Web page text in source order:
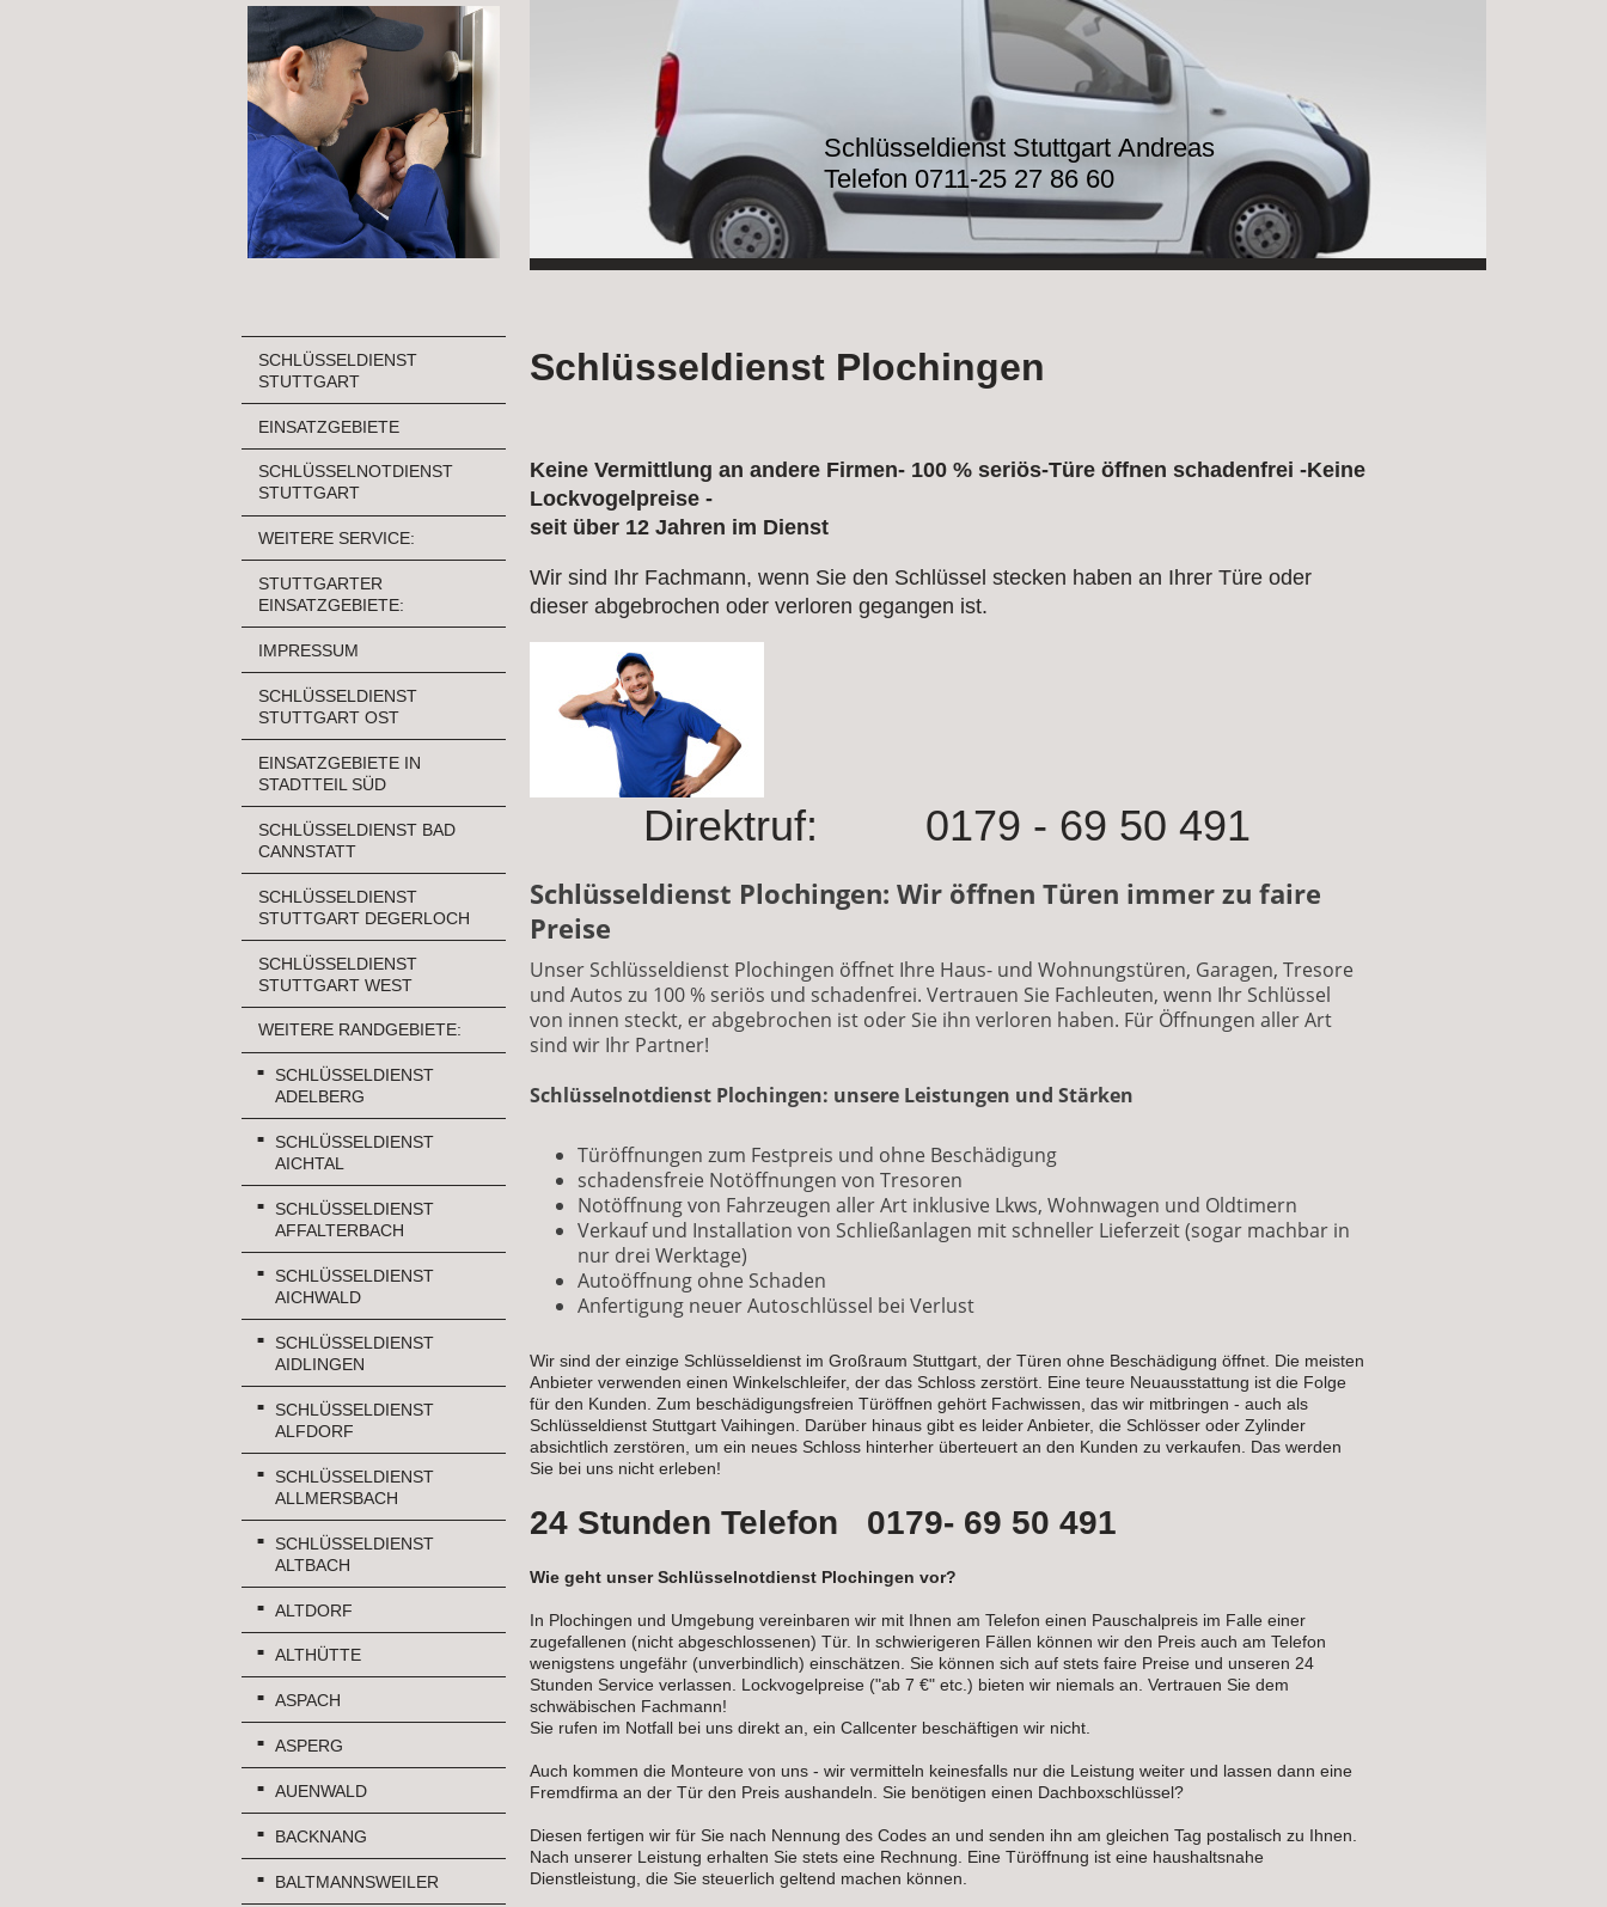
SCHLÜSSELDIENST
STUTTGART
EINSATZGEBIETE
SCHLÜSSELNOTDIENST
STUTTGART
WEITERE SERVICE:
STUTTGARTER
EINSATZGEBIETE:
IMPRESSUM
SCHLÜSSELDIENST
STUTTGART OST
EINSATZGEBIETE IN
STADTTEIL SÜD
SCHLÜSSELDIENST BAD
CANNSTATT
SCHLÜSSELDIENST
STUTTGART DEGERLOCH
SCHLÜSSELDIENST
STUTTGART WEST
WEITERE RANDGEBIETE:
SCHLÜSSELDIENST
ADELBERG
SCHLÜSSELDIENST
AICHTAL
SCHLÜSSELDIENST
AFFALTERBACH
SCHLÜSSELDIENST
AICHWALD
SCHLÜSSELDIENST
AIDLINGEN
SCHLÜSSELDIENST
ALFDORF
SCHLÜSSELDIENST
ALLMERSBACH
SCHLÜSSELDIENST
ALTBACH
ALTDORF
ALTHÜTTE
ASPACH
ASPERG
AUENWALD
BACKNANG
BALTMANNSWEILER
Schlüsseldienst Stuttgart Andreas
Telefon 0711-25 27 86 60
Schlüsseldienst Plochingen
Keine Vermittlung an andere Firmen- 100 % seriös-Türe öffnen schadenfrei -Keine
Lockvogelpreise -
seit über 12 Jahren im Dienst
Wir sind Ihr Fachmann, wenn Sie den Schlüssel stecken haben an Ihrer Türe oder
dieser abgebrochen oder verloren gegangen ist.
Direktruf: 0179 - 69 50 491
Schlüsseldienst Plochingen: Wir öffnen Türen immer zu faire
Preise
Unser Schlüsseldienst Plochingen öffnet Ihre Haus- und Wohnungstüren, Garagen, Tresore
und Autos zu 100 % seriös und schadenfrei. Vertrauen Sie Fachleuten, wenn Ihr Schlüssel
von innen steckt, er abgebrochen ist oder Sie ihn verloren haben. Für Öffnungen aller Art
sind wir Ihr Partner!
Schlüsselnotdienst Plochingen: unsere Leistungen und Stärken
Türöffnungen zum Festpreis und ohne Beschädigung
schadensfreie Notöffnungen von Tresoren
Notöffnung von Fahrzeugen aller Art inklusive Lkws, Wohnwagen und Oldtimern
Verkauf und Installation von Schließanlagen mit schneller Lieferzeit (sogar machbar in
nur drei Werktage)
Autoöffnung ohne Schaden
Anfertigung neuer Autoschlüssel bei Verlust
Wir sind der einzige Schlüsseldienst im Großraum Stuttgart, der Türen ohne Beschädigung öffnet. Die meisten
Anbieter verwenden einen Winkelschleifer, der das Schloss zerstört. Eine teure Neuausstattung ist die Folge
für den Kunden. Zum beschädigungsfreien Türöffnen gehört Fachwissen, das wir mitbringen - auch als
Schlüsseldienst Stuttgart Vaihingen. Darüber hinaus gibt es leider Anbieter, die Schlösser oder Zylinder
absichtlich zerstören, um ein neues Schloss hinterher überteuert an den Kunden zu verkaufen. Das werden
Sie bei uns nicht erleben!
24 Stunden Telefon 0179- 69 50 491
Wie geht unser Schlüsselnotdienst Plochingen vor?
In Plochingen und Umgebung vereinbaren wir mit Ihnen am Telefon einen Pauschalpreis im Falle einer
zugefallenen (nicht abgeschlossenen) Tür. In schwierigeren Fällen können wir den Preis auch am Telefon
wenigstens ungefähr (unverbindlich) einschätzen. Sie können sich auf stets faire Preise und unseren 24
Stunden Service verlassen. Lockvogelpreise ("ab 7 €" etc.) bieten wir niemals an. Vertrauen Sie dem
schwäbischen Fachmann!
Sie rufen im Notfall bei uns direkt an, ein Callcenter beschäftigen wir nicht.
Auch kommen die Monteure von uns - wir vermitteln keinesfalls nur die Leistung weiter und lassen dann eine
Fremdfirma an der Tür den Preis aushandeln. Sie benötigen einen Dachboxschlüssel?
Diesen fertigen wir für Sie nach Nennung des Codes an und senden ihn am gleichen Tag postalisch zu Ihnen.
Nach unserer Leistung erhalten Sie stets eine Rechnung. Eine Türöffnung ist eine haushaltsnahe
Dienstleistung, die Sie steuerlich geltend machen können.